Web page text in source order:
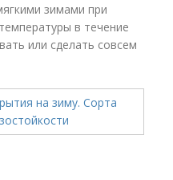
зимами при
в течение
или сделать совсем